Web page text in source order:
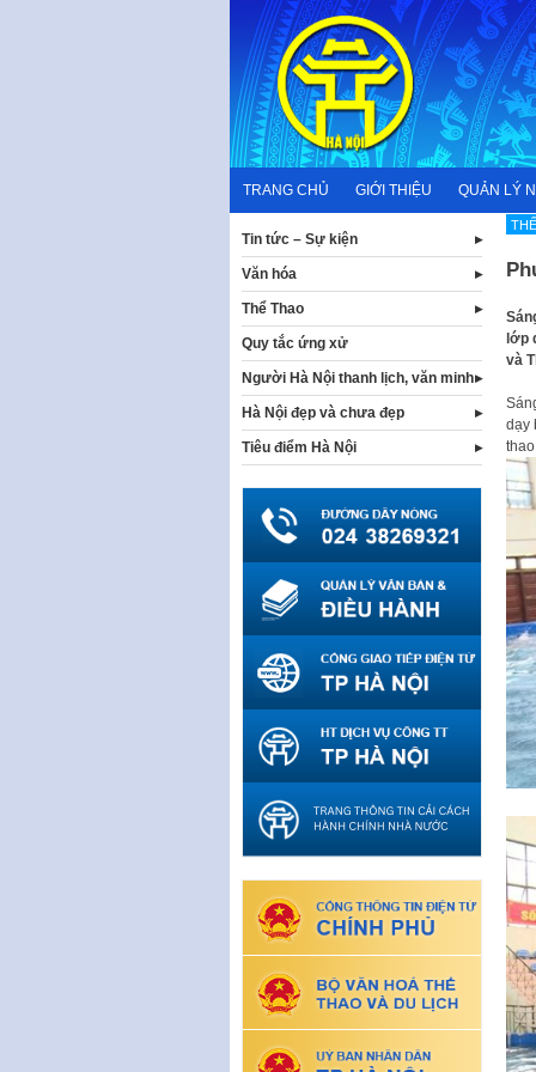
content
TRANG CHỦ GIỚI THIỆU QUẢN LÝ
lớp
và
dạy
Tin tức – Sự kiện
Văn hóa
Thể Thao
Quy tắc ứng xử
Người Hà Nội thanh lịch, văn minh
Hà Nội đẹp và chưa đẹp
Tiêu điểm Hà Nội